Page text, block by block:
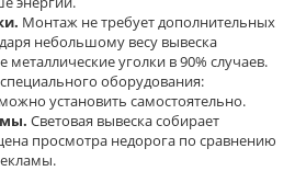
Монтаж не требует дополнительных
небольшому весу вывеска
металлические уголки в 90% случаев.
оборудования:
установить самостоятельно.
Световая вывеска собирает
просмотра недорога по сравнению